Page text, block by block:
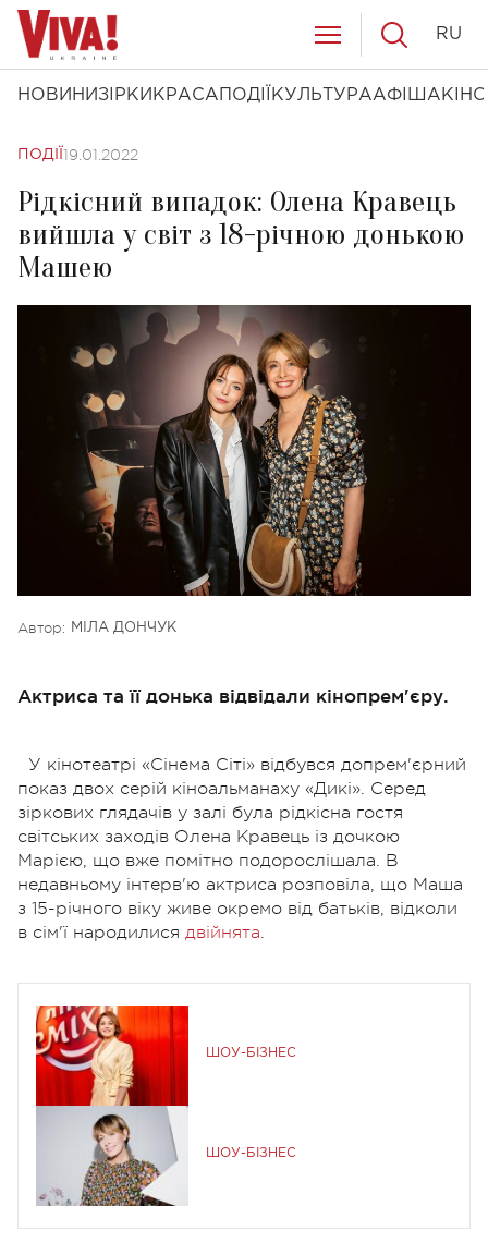
НОВИНИ ЗІРКИ КРАСА ПОДІЇ КУЛЬТУРААФІША КІНО
RU
ПОДІЇ 19.01.2022
Рідкісний випадок: Олена Кравець
вийшла у світ з 18-річною донькою
Машею
Автор: МІЛА ДОНЧУК
Актриса та її донька відвідали кінопрем'єру.
У кінотеатрі «Сінема Сіті» відбувся допрем'єрний
показ двох серій кіноальманаху «Дикі». Серед
зіркових глядачів у залі була рідкісна гостя
світських заходів Олена Кравець із дочкою
Марією, що вже помітно подорослішала. В
недавньому інтерв'ю актриса розповіла, що Маша
з 15-річного віку живе окремо від батьків, відколи
в сім'ї народилися двійнята.
ШОУ-БІЗНЕС
ШОУ-БІЗНЕС